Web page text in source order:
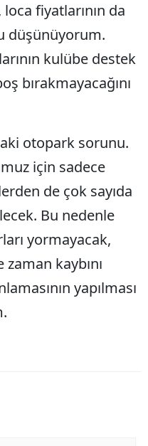
Konya
Kütahya
Mardin
Muğla
Muş
Nevşehir
Niğde
fiyatlarının da
düşünüyorum.
kulübe destek
bırakmayacağını
otopark sorunu.
için sadece
de çok sayıda
Bu nedenle
yormayacak,
zaman kaybını
yapılması